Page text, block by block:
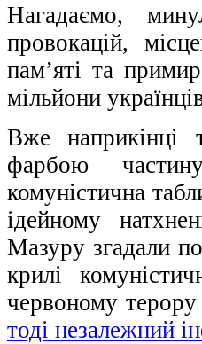
Нагадаємо,
провокацій,
пам’яті та
мільйони
Вже наприкінці
фарбою
комуністична
ідейному
Мазуру згадали
крилі
червоному
тоді незалежний